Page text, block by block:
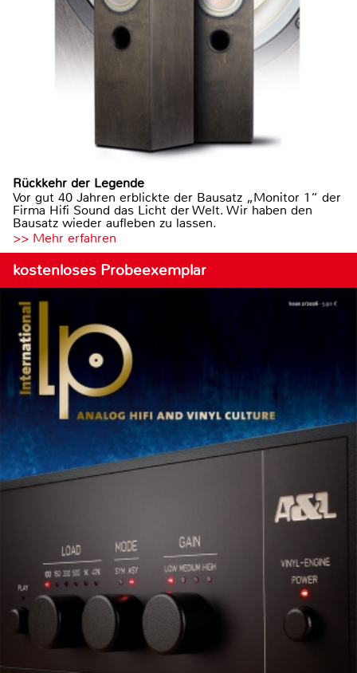
Rückkehr der Legende
Vor gut 40 Jahren erblickte der Bausatz „Monitor 1“ der
Firma Hifi Sound das Licht der Welt. Wir haben den
Bausatz wieder aufleben zu lassen.
>> Mehr erfahren
kostenloses Probeexemplar